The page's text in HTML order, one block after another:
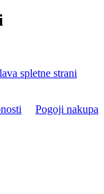
spletne strani
Pogoji nakupa